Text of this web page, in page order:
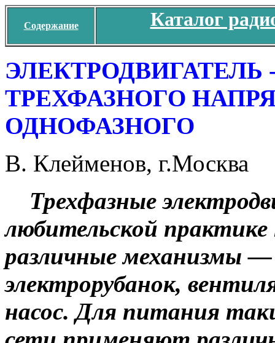
Содержание Каталог
ЭЛЕКТРОДВИГАТЕЛЬ
ТРЕХФАЗНОГО
ОДНОФАЗНОГО
В. Клейменов, г.Москва
Трехфазные
любительской
различные механизмы —
электрорубанок,
насос. Для питания